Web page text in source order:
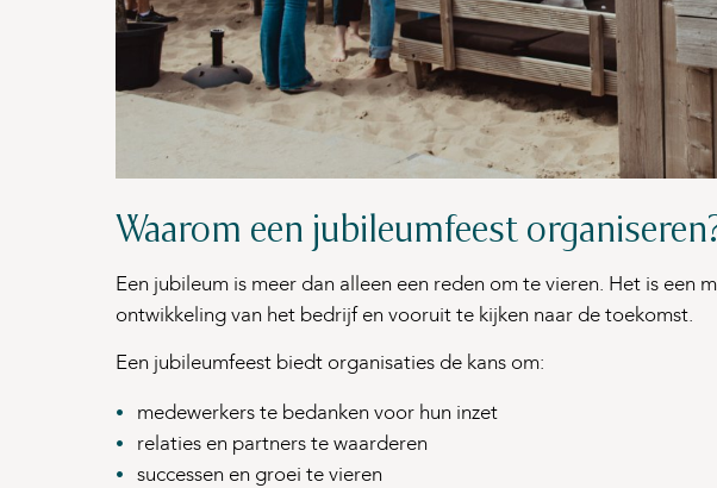
Waarom een jubileumfeest
Een jubileum is meer dan alleen een reden om te vieren. Het is een
ontwikkeling van het bedrijf en vooruit te kijken naar de toekomst.
Een jubileumfeest biedt organisaties de kans om:
medewerkers te bedanken voor hun inzet
relaties en partners te waarderen
successen en groei te vieren